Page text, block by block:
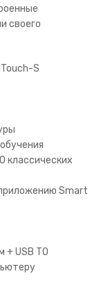
своего
S
классических
Smart
+ USB TO